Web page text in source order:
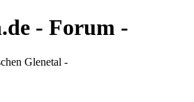
- Forum -
Glenetal -